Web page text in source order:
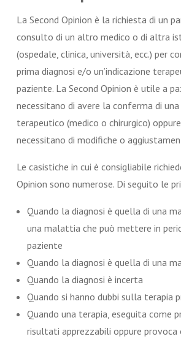
La Second Opinion è la richiesta di un
consulto di un altro medico o di altra
(ospedale, clinica, università, ecc.) per
prima diagnosi e/o un’indicazione
paziente. La Second Opinion è utile a
necessitano di avere la conferma di
terapeutico (medico o chirurgico)
necessitano di modifiche o
Le casistiche in cui è consigliabile
Opinion sono numerose. Di seguito le
Quando la diagnosi è quella di una
una malattia che può mettere in
paziente
Quando la diagnosi è quella di una
Quando la diagnosi è incerta
Quando si hanno dubbi sulla terapia
Quando una terapia, eseguita come
risultati apprezzabili oppure